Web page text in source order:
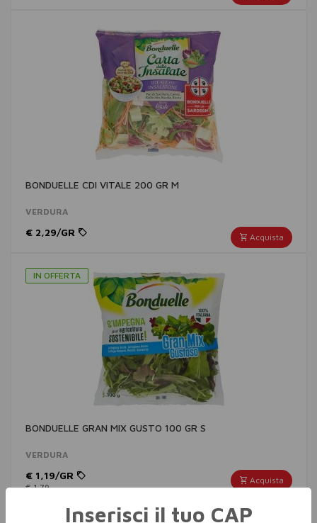
BONDUELLE CDI VITALE 200 GR M
VERDURA
Acquista
€ 2,29/GR
IN OFFERTA
BONDUELLE GRAN MIX GUSTO 100 GR S
VERDURA
Acquista
€ 1,19/GR
€ 1,79
Inserisci il tuo CAP